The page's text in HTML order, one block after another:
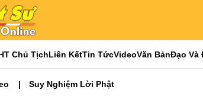
Chủ TịchLiên KếtTin TứcVideoVăn BảnĐạo Và
Suy Nghiệm Lời Phật